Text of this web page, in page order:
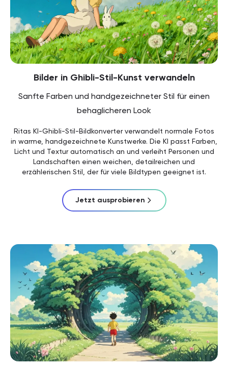
Bilder in Ghibli-Stil-Kunst verwandeln
Sanfte Farben und handgezeichneter Stil für einen
behaglicheren Look
Ritas KI-Ghibli-Stil-Bildkonverter verwandelt normale Fotos
in warme, handgezeichnete Kunstwerke. Die KI passt Farben,
Licht und Textur automatisch an und verleiht Personen und
Landschaften einen weichen, detailreichen und
erzählerischen Stil, der für viele Bildtypen geeignet ist.
Jetzt ausprobieren